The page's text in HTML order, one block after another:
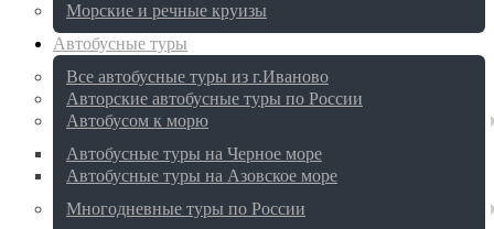
Морские и речные круизы
Автобусные туры
Все автобусные туры из г.Иваново
Авторские автобусные туры по России
Автобусом к морю
Автобусные туры на Черное море
Автобусные туры на Азовское море
Многодневные туры по России